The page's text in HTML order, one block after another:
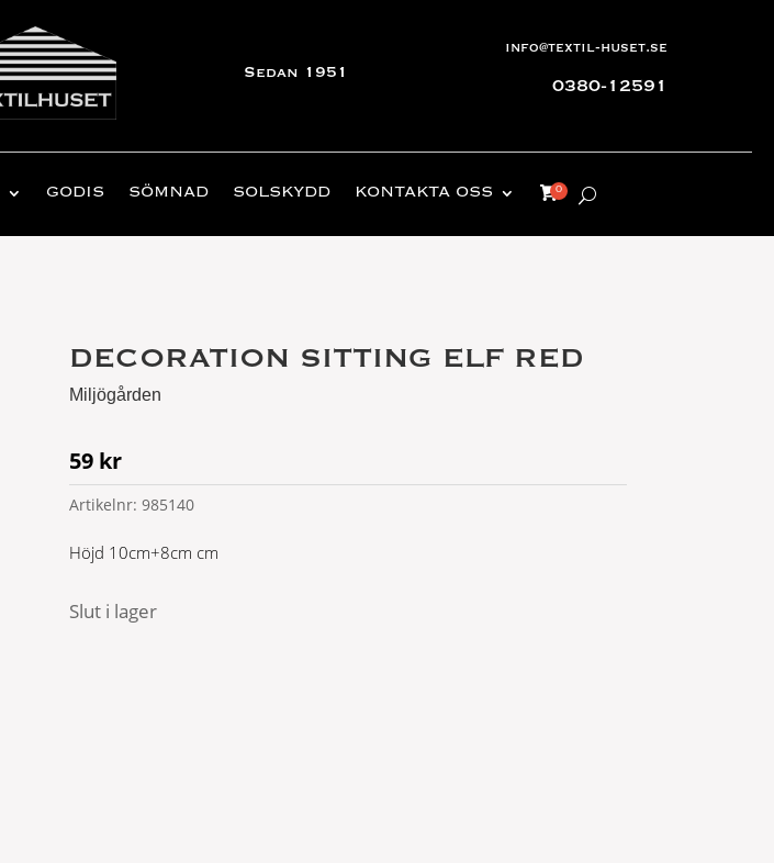
Sedan 1951
info@textil-huset.se
0380-12591
GODIS SÖMNAD SOLSKYDD KONTAKTA OSS
DECORATION SITTING ELF RED
Miljögården
59 kr
Artikelnr: 985140
Höjd 10cm+8cm cm
Slut i lager